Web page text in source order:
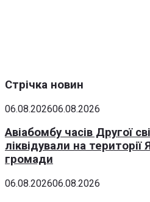
Стрічка новин
06.08.202606.08.2026
Авіабомбу часів Другої
ліквідували на
громади
06.08.202606.08.2026